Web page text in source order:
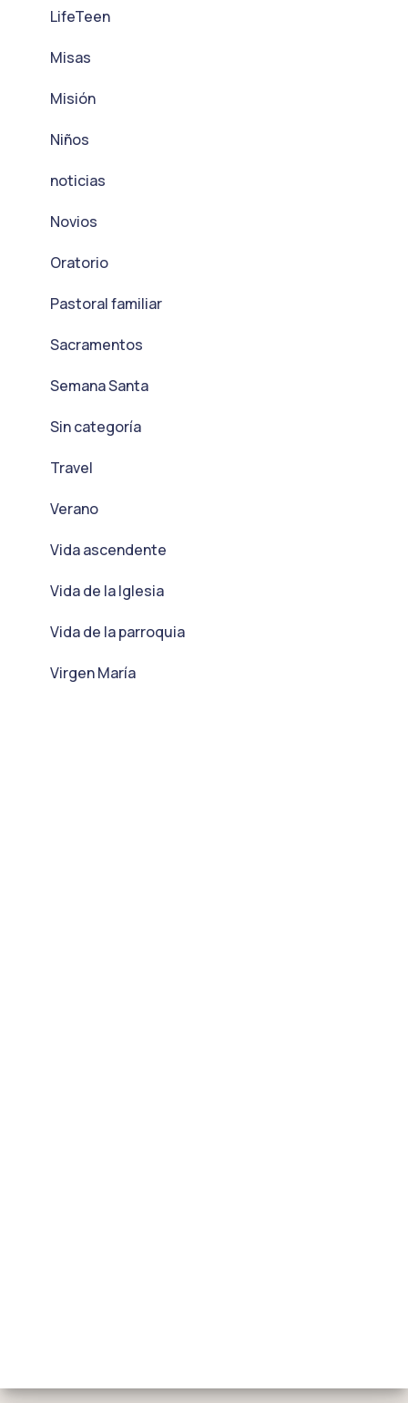
LifeTeen
Misas
Misión
Niños
noticias
Novios
Oratorio
Pastoral familiar
Sacramentos
Semana Santa
Sin categoría
Travel
Verano
Vida ascendente
Vida de la Iglesia
Vida de la parroquia
Virgen María